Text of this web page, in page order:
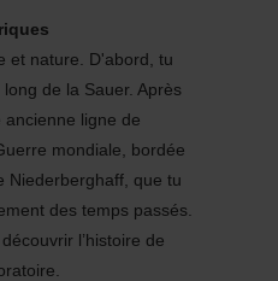
et nature. D'abord, tu
de la Sauer. Après
ligne de
mondiale, bordée
Niederberghaff, que tu
des temps passés.
l’histoire de